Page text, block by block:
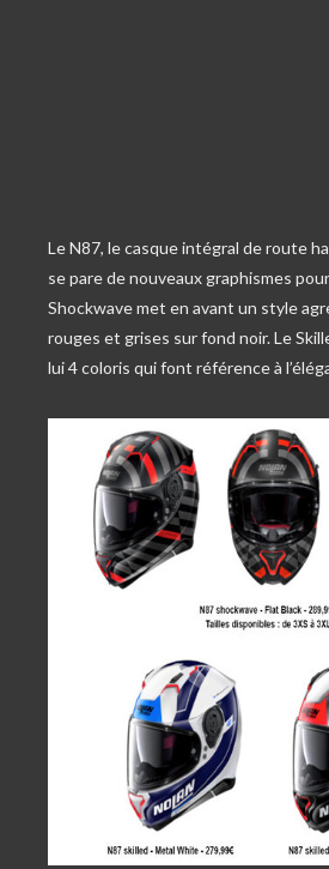
Le N87, le casque intégral de route
se pare de nouveaux graphismes
Shockwave met en avant un style
rouges et grises sur fond noir. Le
lui 4 coloris qui font référence à